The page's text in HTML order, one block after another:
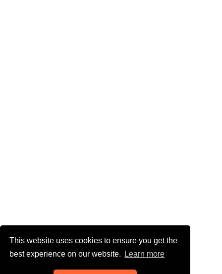
This website uses cookies to ensure you get the
best experience on our website.
Learn more